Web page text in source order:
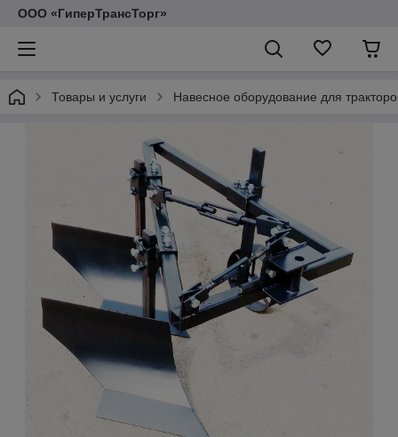
ООО «ГиперТрансТорг»
Товары и услуги Навесное оборудование для